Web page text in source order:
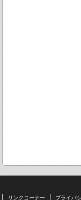
リンクコーナー プライバ